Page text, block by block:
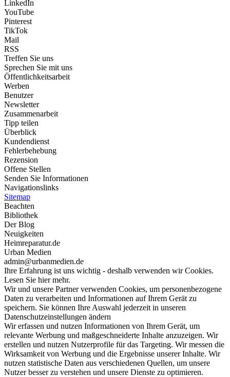
LinkedIn
YouTube
Pinterest
TikTok
Mail
RSS
Treffen Sie uns
Sprechen Sie mit uns
Öffentlichkeitsarbeit
Werben
Benutzer
Newsletter
Zusammenarbeit
Tipp teilen
Überblick
Kundendienst
Fehlerbehebung
Rezension
Offene Stellen
Senden Sie Informationen
Navigationslinks
Sitemap
Beachten
Bibliothek
Der Blog
Neuigkeiten
Heimreparatur.de
Urban Medien
admin@urbanmedien.de
Ihre Erfahrung ist uns wichtig - deshalb verwenden wir Cookies.
Lesen Sie hier mehr.
Wir und unsere Partner verwenden Cookies, um personenbezogene
Daten zu verarbeiten und Informationen auf Ihrem Gerät zu
speichern. Sie können Ihre Auswahl jederzeit in unseren
Datenschutzeinstellungen ändern
Wir erfassen und nutzen Informationen von Ihrem Gerät, um
relevante Werbung und maßgeschneiderte Inhalte anzuzeigen. Wir
erstellen und nutzen Nutzerprofile für das Targeting. Wir messen die
Wirksamkeit von Werbung und die Ergebnisse unserer Inhalte. Wir
nutzen statistische Daten aus verschiedenen Quellen, um unsere
Nutzer besser zu verstehen und unsere Dienste zu optimieren.